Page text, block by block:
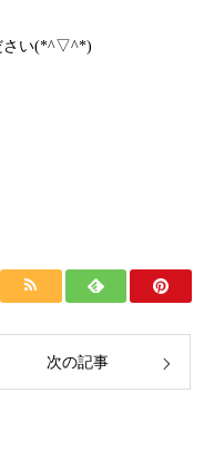
さい(*^▽^*)
次の記事